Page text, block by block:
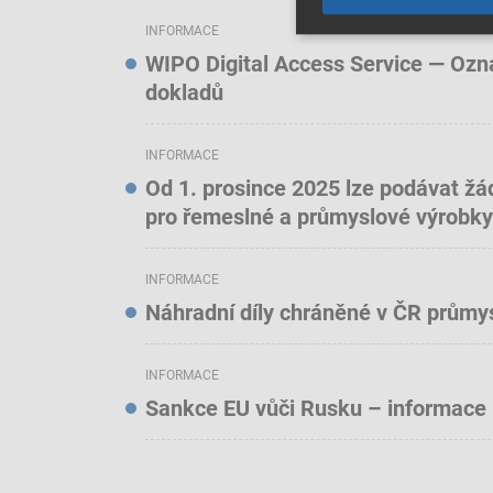
INFORMACE
WIPO Digital Access Service —
dokladů
INFORMACE
Od 1. prosince 2025 lze podávat
pro řemeslné a průmyslové výrobky
INFORMACE
Náhradní díly chráněné v ČR
INFORMACE
Sankce EU vůči Rusku –